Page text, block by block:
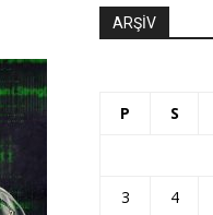
ARŞİV
P S
3
4